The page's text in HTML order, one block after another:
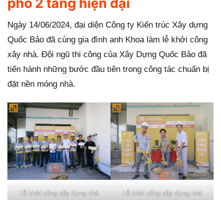
Ngày 14/06/2024, đại diện Công ty Kiến trúc Xây dựng
Quốc Bảo đã cùng gia đình anh Khoa làm lễ khởi công
xây nhà. Đội ngũ thi công của Xây Dựng Quốc Bảo đã
tiến hành những bước đầu tiên trong công tác chuẩn bị
đặt nền móng nhà.
Lễ khởi công xây dựng nhà
Lễ khởi công xây dựng nhà